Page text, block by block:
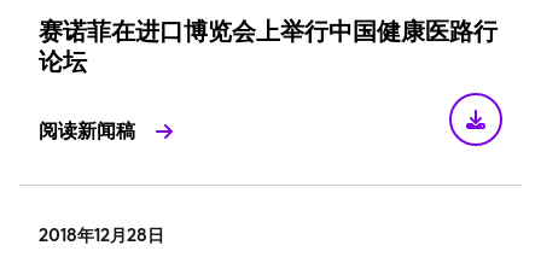
赛诺菲在进口博览会上举行中国健康医路行
论坛
阅读新闻稿
2018年12月28日